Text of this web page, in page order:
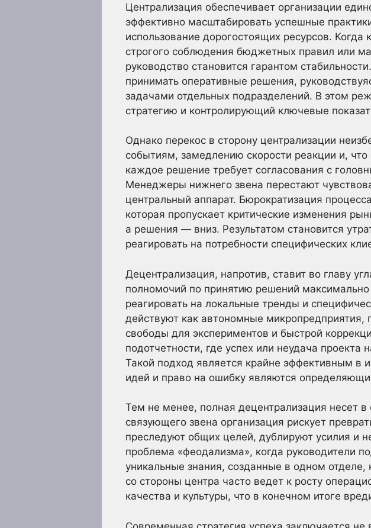
Централизация обеспечивает организации
эффективно масштабировать успешные
использование дорогостоящих ресурсов.
строгого соблюдения бюджетных правил или
руководство становится гарантом
принимать оперативные решения,
задачами отдельных подразделений. В этом
стратегию и контролирующий ключевые
Однако перекос в сторону централизации
событиям, замедлению скорости реакции и,
каждое решение требует согласования с
Менеджеры нижнего звена перестают
центральный аппарат. Бюрократизация
которая пропускает критические изменения
а решения — вниз. Результатом становится
реагировать на потребности специфических
Децентрализация, напротив, ставит во главу
полномочий по принятию решений
реагировать на локальные тренды и
действуют как автономные
свободы для экспериментов и быстрой
подотчетности, где успех или неудача
Такой подход является крайне эффективным в
идей и право на ошибку являются
Тем не менее, полная децентрализация несет
связующего звена организация рискует
преследуют общих целей, дублируют усилия и
проблема «феодализма», когда руководители
уникальные знания, созданные в одном
со стороны центра часто ведет к росту
качества и культуры, что в конечном итоге